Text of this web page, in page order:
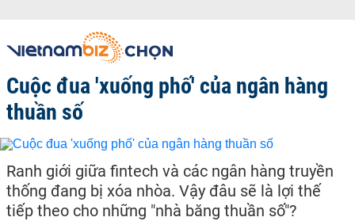
Cuộc đua 'xuống phố' của ngân hàng
thuần số
Ranh giới giữa fintech và các ngân hàng truyền
thống đang bị xóa nhòa. Vậy đâu sẽ là lợi thế
tiếp theo cho những "nhà băng thuần số"?